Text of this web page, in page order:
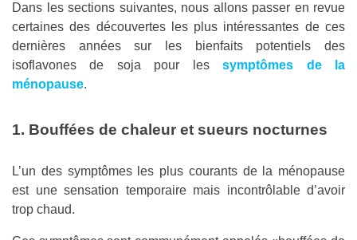
Dans les sections suivantes, nous allons passer en revue
certaines des découvertes les plus intéressantes de ces
dernières années sur les bienfaits potentiels des
isoflavones de soja pour lessymptômes de la
ménopause.
1. Bouffées de chaleur et sueurs nocturnes
L’un des symptômes les plus courants de la ménopause
est une sensation temporaire mais incontrôlable d’avoir
trop chaud.